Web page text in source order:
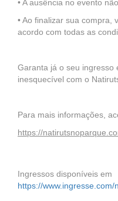
• A ausência no evento
• Ao finalizar sua compra,
acordo com todas as
Garanta já o seu ingresso
inesquecível com o
Para mais informações,
https://
Ingressos disponíveis em
https://